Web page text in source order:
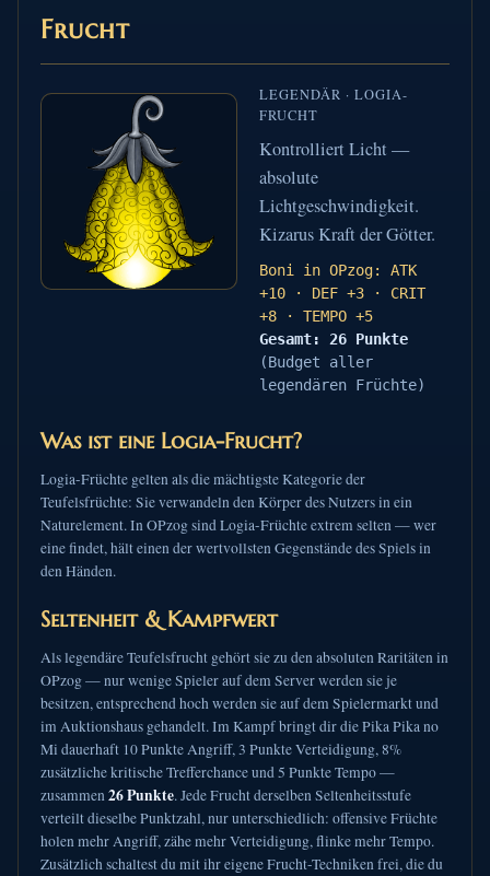
Frucht
LEGENDÄR · LOGIA-
FRUCHT
Kontrolliert Licht —
absolute
Lichtgeschwindigkeit.
Kizarus Kraft der Götter.
Boni in OPzog: ATK
+10 · DEF +3 · CRIT
+8 · TEMPO +5
Gesamt: 26 Punkte
(Budget aller
legendären Früchte)
Was ist eine Logia-Frucht?
Logia-Früchte gelten als die mächtigste Kategorie der
Teufelsfrüchte: Sie verwandeln den Körper des Nutzers in ein
Naturelement. In OPzog sind Logia-Früchte extrem selten — wer
eine findet, hält einen der wertvollsten Gegenstände des Spiels in
den Händen.
Seltenheit & Kampfwert
Als legendäre Teufelsfrucht gehört sie zu den absoluten Raritäten in
OPzog — nur wenige Spieler auf dem Server werden sie je
besitzen, entsprechend hoch werden sie auf dem Spielermarkt und
im Auktionshaus gehandelt. Im Kampf bringt dir die Pika Pika no
Mi dauerhaft 10 Punkte Angriff, 3 Punkte Verteidigung, 8%
zusätzliche kritische Trefferchance und 5 Punkte Tempo —
zusammen26 Punkte. Jede Frucht derselben Seltenheitsstufe
verteilt dieselbe Punktzahl, nur unterschiedlich: offensive Früchte
holen mehr Angriff, zähe mehr Verteidigung, flinke mehr Tempo.
Zusätzlich schaltest du mit ihr eigene Frucht-Techniken frei, die du